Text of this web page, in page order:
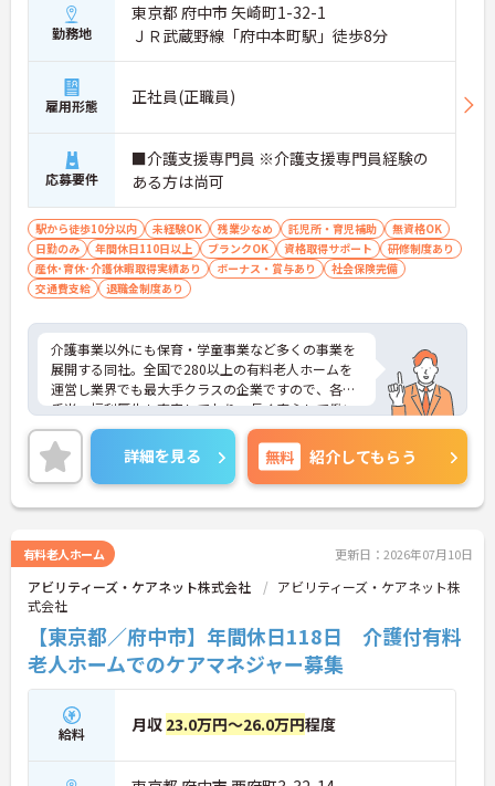
勤務地
東京都 府中市 矢崎町1-32-1
ＪＲ武蔵野線「府中本町駅」徒歩8分
雇用形態 正社員(正職員)
応募要件
■介護支援専門員 ※介護支援専門員経験の
ある方は尚可
駅から徒歩10分以内 未経験OK 残業少なめ 託児所・育児補助
無資格OK
日勤のみ
年間休日110日以上 ブランクOK 資格取得サポート
研修制度あり
産休･育休･介護休暇取得実績あり
ボーナス・賞与あり
社会保険完備
交通費支給
退職金制度あり
介護事業以外にも保育・学童事業など多くの事業を
展開する同社。全国で280以上の有料老人ホームを
運営し業界でも最大手クラスの企業ですので、各種
手当、福利厚生も充実しており、長く安心して働い
ていただける環境です。ご興味ある方には、面接対
策ポイントなど、さらに詳細をお話しいたしますの
でお気軽にご相談ください。
詳細を見る 無料 紹介してもらう
有料老人ホーム 更新日：2026年07月10日
アビリティーズ・ケアネット株式会社
アビリティーズ・ケアネット株
式会社
【東京都／府中市】年間休日118日 介護付有料
老人ホームでのケアマネジャー募集
給料 月収 23.0万円～26.0万円程度